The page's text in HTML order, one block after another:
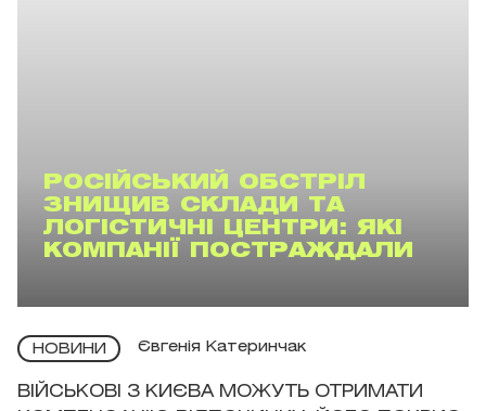
РОСІЙСЬКИЙ ОБСТРІЛ
ЗНИЩИВ СКЛАДИ ТА
ЛОГІСТИЧНІ ЦЕНТРИ: ЯКІ
КОМПАНІЇ ПОСТРАЖДАЛИ
НОВИНИ Євгенія Катеринчак
ВІЙСЬКОВІ З КИЄВА МОЖУТЬ ОТРИМАТИ